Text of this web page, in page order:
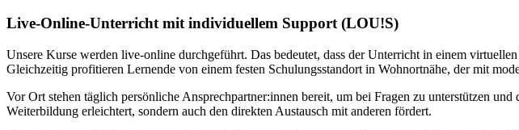
Live-​Online-Unterricht mit individuellem Support (LOU!S)
Unsere Kurse werden live-online durchgeführt. Das bedeutet, dass der Unterricht in einem
Gleichzeitig profitieren Lernende von einem festen Schulungsstandort in Wohnortnähe, der mit
Vor Ort stehen täglich persönliche Ansprechpartner:innen bereit, um bei Fragen zu unterstützen
Weiterbildung erleichtert, sondern auch den direkten Austausch mit anderen fördert.